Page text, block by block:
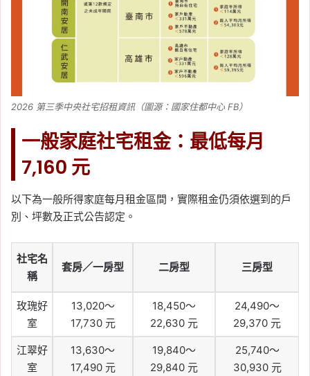
2026 第三季中央社宅招租資訊（圖源：國家住都中心 FB）
一般家庭社宅租金：最低每月
7,160 元
以下為一般所得家庭每月租金區間，實際租金仍須依選到的戶
別、坪數及正式公告認定。
社宅名
稱
套房／一房型 二房型 三房型
玫瑰好
室
13,020～
17,730 元
18,450～
22,630 元
24,490～
29,370 元
江翠好
室
13,630～
17,490 元
19,840～
29,840 元
25,740～
30,930 元